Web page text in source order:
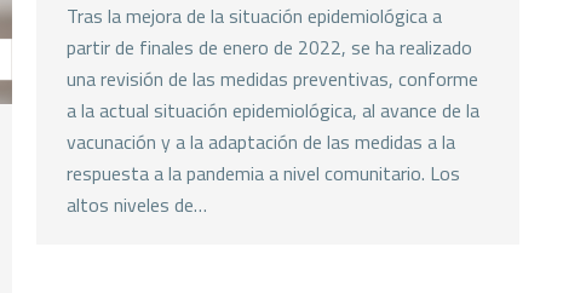
Tras la mejora de la situación epidemiológica a
partir de finales de enero de 2022, se ha realizado
una revisión de las medidas preventivas, conforme
a la actual situación epidemiológica, al avance de la
vacunación y a la adaptación de las medidas a la
respuesta a la pandemia a nivel comunitario. Los
altos niveles de…